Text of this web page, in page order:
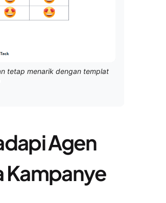
tetap menarik dengan templat
Agen
Kampanye